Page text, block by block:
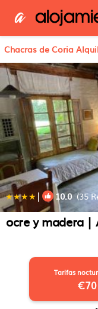
Chacras de Coria
| 10.0(35
ocre y madera |
Tarifas
€70